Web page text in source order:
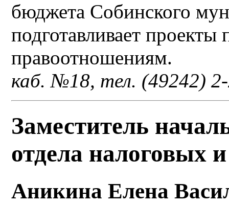
бюджета Собинского
подготавливает
правоотношениям.
каб. №18, тел. (49242)
Заместитель
отдела налоговых
Аникина Елена